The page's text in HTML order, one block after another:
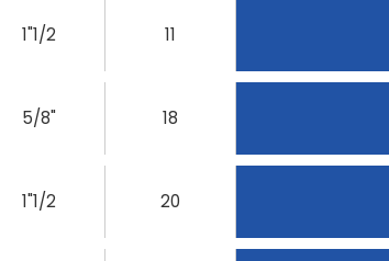
1"1/2 11
5/8" 18
1"1/2 20